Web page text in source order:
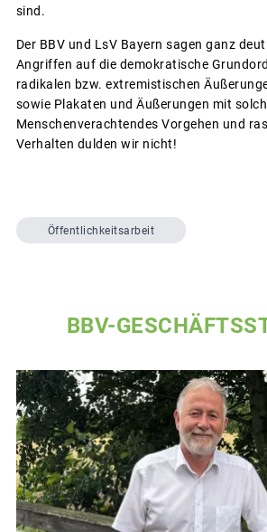
sind.
Der BBV und LsV Bayern sagen ganz
Angriffen auf die demokratische
radikalen bzw. extremistischen
sowie Plakaten und Äußerungen mit
Menschenverachtendes Vorgehen und
Verhalten dulden wir nicht!
Öffentlichkeitsarbeit
BBV-